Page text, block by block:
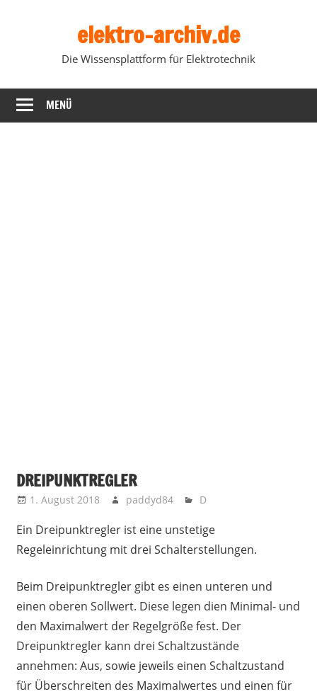
elektro-archiv.de
Die Wissensplattform für Elektrotechnik
MENÜ
DREIPUNKTREGLER
1. August 2018 paddyd84 D
Ein Dreipunktregler ist eine unstetige
Regeleinrichtung mit drei Schalterstellungen.
Beim Dreipunktregler gibt es einen unteren und
einen oberen Sollwert. Diese legen dien Minimal- und
den Maximalwert der Regelgröße fest. Der
Dreipunktregler kann drei Schaltzustände
annehmen: Aus, sowie jeweils einen Schaltzustand
für Überschreiten des Maximalwertes und einen für